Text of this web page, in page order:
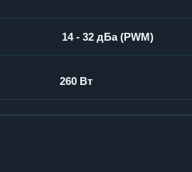
14 - 32 дБа (PWM)
260 Вт